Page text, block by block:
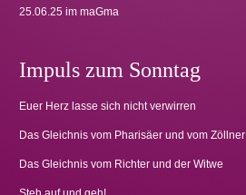
25.06.25 im maGma
Impuls zum Sonntag
Euer Herz lasse sich nicht verwirren
Das Gleichnis vom Pharisäer und vom Zöllner
Das Gleichnis vom Richter und der Witwe